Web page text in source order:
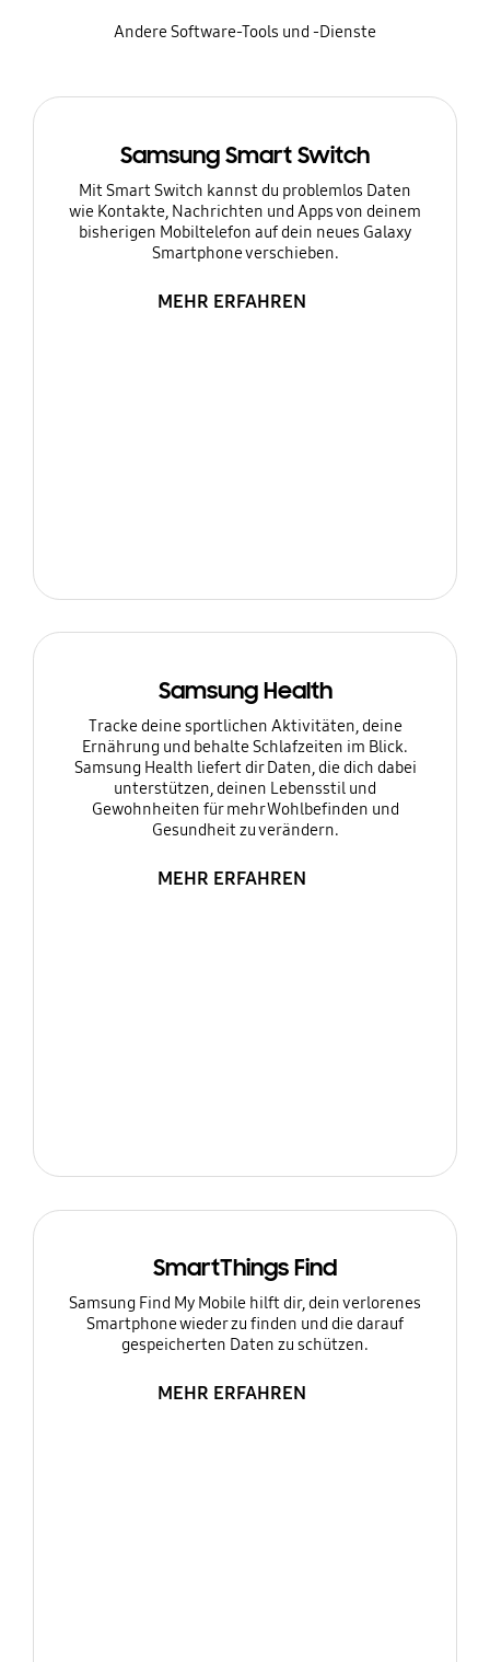
Andere Software-Tools und -Dienste
Samsung Smart Switch
Mit Smart Switch kannst du problemlos Daten
wie Kontakte, Nachrichten und Apps von deinem
bisherigen Mobiltelefon auf dein neues Galaxy
Smartphone verschieben.
MEHR ERFAHREN
Samsung Health
Tracke deine sportlichen Aktivitäten, deine
Ernährung und behalte Schlafzeiten im Blick.
Samsung Health liefert dir Daten, die dich dabei
unterstützen, deinen Lebensstil und
Gewohnheiten für mehr Wohlbefinden und
Gesundheit zu verändern.
MEHR ERFAHREN
SmartThings Find
Samsung Find My Mobile hilft dir, dein verlorenes
Smartphone wieder zu finden und die darauf
gespeicherten Daten zu schützen.
MEHR ERFAHREN